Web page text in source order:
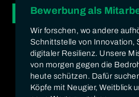
Bewerbung als
Wir forschen, wo andere
Schnittstelle von Innovation,
digitaler Resilienz. Unsere
von morgen gegen die
heute schützen. Dafür
Köpfe mit Neugier, Weitblick